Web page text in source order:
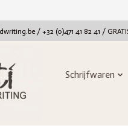
/ +32 (0)471 41 82 41 /
Schrijfwaren